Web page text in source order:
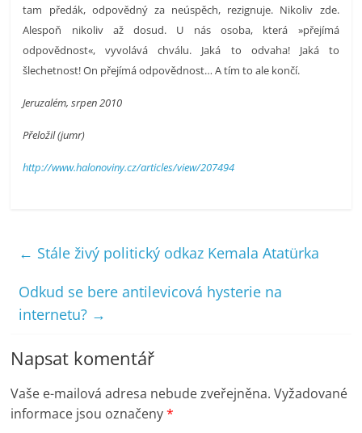
tam předák, odpovědný za neúspěch, rezignuje. Nikoliv zde.
Alespoň nikoliv až dosud. U nás osoba, která »přejímá
odpovědnost«, vyvolává chválu. Jaká to odvaha! Jaká to
šlechetnost! On přejímá odpovědnost… A tím to ale končí.
Jeruzalém, srpen 2010
Přeložil (jumr)
http://www.halonoviny.cz/articles/view/207494
← Stále živý politický odkaz Kemala Atatürka
Odkud se bere antilevicová hysterie na
internetu? →
Napsat komentář
Vaše e-mailová adresa nebude zveřejněna. Vyžadované
informace jsou označeny*